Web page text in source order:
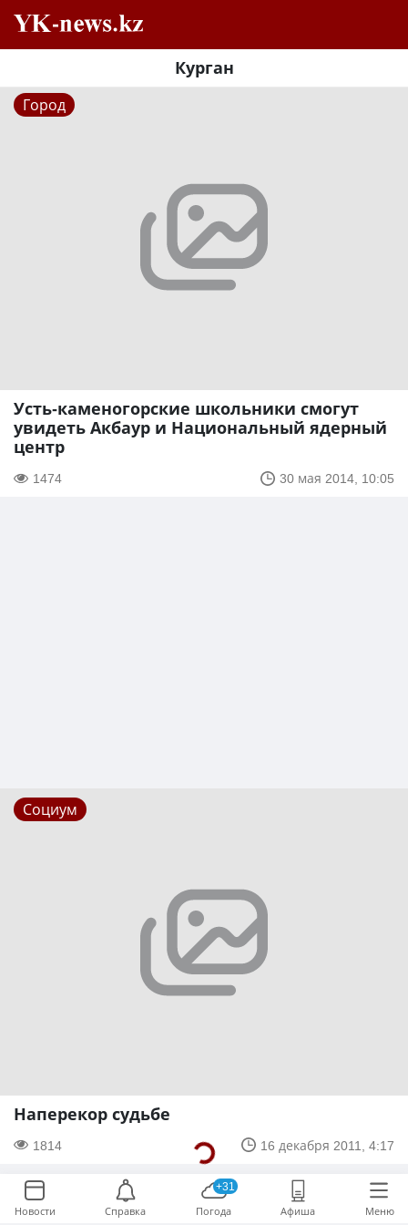
Курган
Город
Усть-каменогорские школьники смогут
увидеть Акбаур и Национальный ядерный
центр
1474 30 мая 2014, 10:05
Социум
Наперекор судьбе
1814 16 декабря 2011, 4:17
Новости Справка
+31
Погода Афиша Меню